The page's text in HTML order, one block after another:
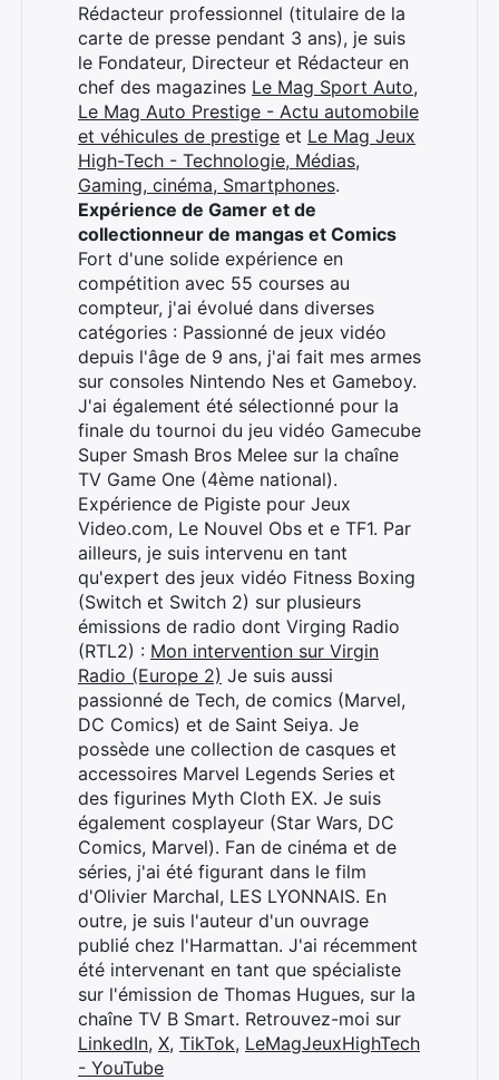
Rédacteur professionnel (titulaire de la
carte de presse pendant 3 ans), je suis
le Fondateur, Directeur et Rédacteur en
chef des magazines Le Mag Sport Auto,
Le Mag Auto Prestige - Actu automobile
et véhicules de prestige et Le Mag Jeux
High-Tech - Technologie, Médias,
Gaming, cinéma, Smartphones.
Expérience de Gamer et de
collectionneur de mangas et Comics
Fort d'une solide expérience en
compétition avec 55 courses au
compteur, j'ai évolué dans diverses
catégories : Passionné de jeux vidéo
depuis l'âge de 9 ans, j'ai fait mes armes
sur consoles Nintendo Nes et Gameboy.
J'ai également été sélectionné pour la
finale du tournoi du jeu vidéo Gamecube
Super Smash Bros Melee sur la chaîne
TV Game One (4ème national).
Expérience de Pigiste pour Jeux
Video.com, Le Nouvel Obs et e TF1. Par
ailleurs, je suis intervenu en tant
qu'expert des jeux vidéo Fitness Boxing
(Switch et Switch 2) sur plusieurs
émissions de radio dont Virging Radio
(RTL2) : Mon intervention sur Virgin
Radio (Europe 2) Je suis aussi
passionné de Tech, de comics (Marvel,
DC Comics) et de Saint Seiya. Je
possède une collection de casques et
accessoires Marvel Legends Series et
des figurines Myth Cloth EX. Je suis
également cosplayeur (Star Wars, DC
Comics, Marvel). Fan de cinéma et de
séries, j'ai été figurant dans le film
d'Olivier Marchal, LES LYONNAIS. En
outre, je suis l'auteur d'un ouvrage
publié chez l'Harmattan. J'ai récemment
été intervenant en tant que spécialiste
sur l'émission de Thomas Hugues, sur la
chaîne TV B Smart. Retrouvez-moi sur
LinkedIn, X, TikTok, LeMagJeuxHighTech
- YouTube